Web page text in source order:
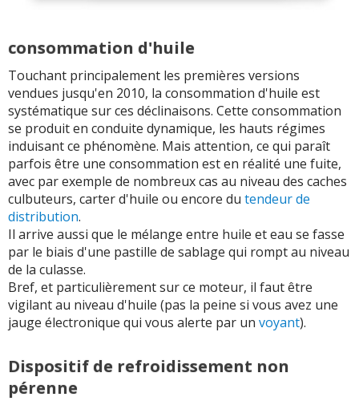
consommation d'huile
Touchant principalement les premières versions
vendues jusqu'en 2010, la consommation d'huile est
systématique sur ces déclinaisons. Cette consommation
se produit en conduite dynamique, les hauts régimes
induisant ce phénomène. Mais attention, ce qui paraît
parfois être une consommation est en réalité une fuite,
avec par exemple de nombreux cas au niveau des caches
culbuteurs, carter d'huile ou encore du tendeur de
distribution.
Il arrive aussi que le mélange entre huile et eau se fasse
par le biais d'une pastille de sablage qui rompt au niveau
de la culasse.
Bref, et particulièrement sur ce moteur, il faut être
vigilant au niveau d'huile (pas la peine si vous avez une
jauge électronique qui vous alerte par un voyant).
Dispositif de refroidissement non
pérenne